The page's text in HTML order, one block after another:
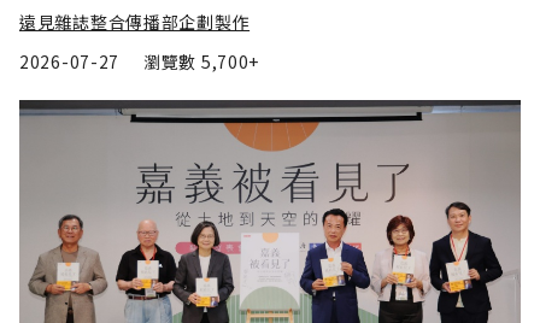
遠見雜誌整合傳播部企劃製作
2026-07-27
瀏覽數 5,700+